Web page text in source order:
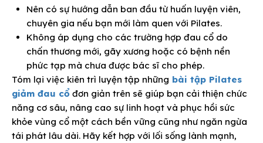
Nên có sự hướng dẫn ban đầu từ huấn luyện viên,
chuyên gia nếu bạn mới làm quen với Pilates.
Không áp dụng cho các trường hợp đau cổ do
chấn thương mới, gãy xương hoặc có bệnh nền
phức tạp mà chưa được bác sĩ cho phép.
Tóm lại việc kiên trì luyện tập những bài tập Pilates
giảm đau cổ đơn giản trên sẽ giúp bạn cải thiện chức
năng cơ sâu, nâng cao sự linh hoạt và phục hồi sức
khỏe vùng cổ một cách bền vững cũng như ngăn ngừa
tái phát lâu dài. Hãy kết hợp với lối sống lành mạnh,